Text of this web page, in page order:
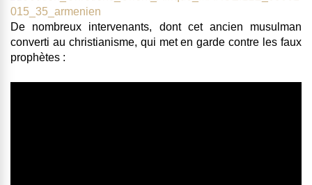
De nombreux intervenants, dont cet ancien musulman
converti au christianisme, qui met en garde contre les faux
prophètes :